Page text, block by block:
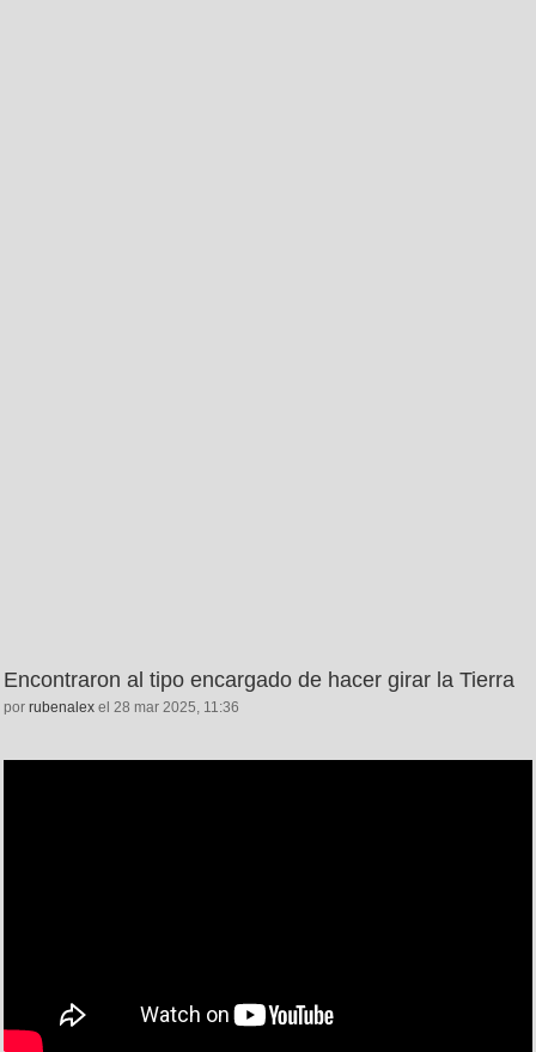
Encontraron al tipo encargado de hacer girar la Tierra
por rubenalex el 28 mar 2025, 11:36